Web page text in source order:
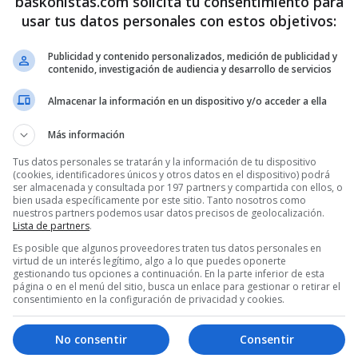
3 4 … 11
usar tus datos personales con estos objetivos:
Publicidad y contenido personalizados, medición de publicidad y
contenido, investigación de audiencia y desarrollo de servicios
Almacenar la información en un dispositivo y/o acceder a ella
Más información
Tus datos personales se tratarán y la información de tu dispositivo
(cookies, identificadores únicos y otros datos en el dispositivo) podrá
ser almacenada y consultada por 197 partners y compartida con ellos, o
bien usada específicamente por este sitio. Tanto nosotros como
nuestros partners podemos usar datos precisos de geolocalización.
Lista de partners.
Es posible que algunos proveedores traten tus datos personales en
virtud de un interés legítimo, algo a lo que puedes oponerte
gestionando tus opciones a continuación. En la parte inferior de esta
página o en el menú del sitio, busca un enlace para gestionar o retirar el
consentimiento en la configuración de privacidad y cookies.
Consentir
No consentir